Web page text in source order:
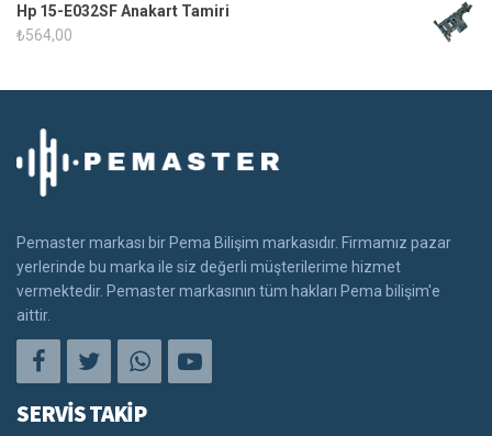
Hp 15-E032SF Anakart Tamiri
₺564,00
Pemaster markası bir Pema Bilişim markasıdır. Firmamız pazar
yerlerinde bu marka ile siz değerli müşterilerime hizmet
vermektedir. Pemaster markasının tüm hakları Pema bilişim'e
aittir.
SERVİS TAKİP